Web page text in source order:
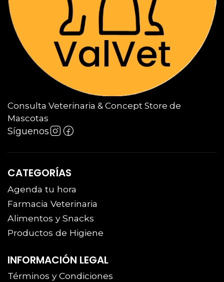
Consulta Veterinaria & Concept Store de
Mascotas
Síguenos
CATEGORÍAS
Agenda tu hora
Farmacia Veterinaria
Alimentos y Snacks
Productos de Higiene
INFORMACIÓN LEGAL
Términos y Condiciones